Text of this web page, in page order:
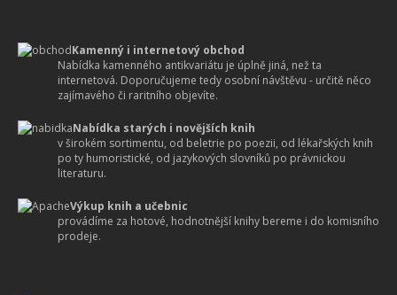
Kamenný i internetový obchod
Nabídka kamenného antikvariátu je úplně jiná, než ta
internetová. Doporučujeme tedy osobní návštěvu - určitě něco
zajímavého či raritního objevíte.
Nabídka starých i novějších knih
v širokém sortimentu, od beletrie po poezii, od lékařských knih
po ty humoristické, od jazykových slovníků po právnickou
literaturu.
Výkup knih a učebnic
provádíme za hotové, hodnotnější knihy bereme i do komisního
prodeje.